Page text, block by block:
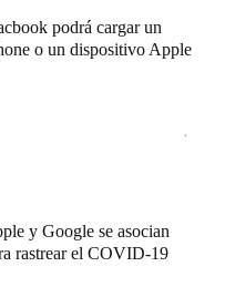
podrá cargar un
o un dispositivo Apple
y Google se asocian
rastrear el COVID-19